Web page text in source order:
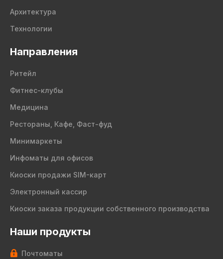
Архитектура
Технологии
Направления
Ритейл
Фитнес-клубы
Медицина
Рестораны, Кафе, Фаст-фуд
Минимаркеты
Инфоматы для офисов
Киоски продажи SIM-карт
Электронный кассир
Киоски заказа продукции собственного производства
Наши продукты
Почтоматы